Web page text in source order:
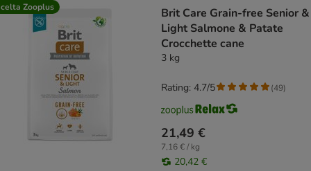
Zooplus
Brit Care Grain-free Senior &
Light Salmone & Patate
Crocchette cane
3 kg
21,49 €
7,16 € / kg
20,42 €
Rating: 4.7/5 (49)